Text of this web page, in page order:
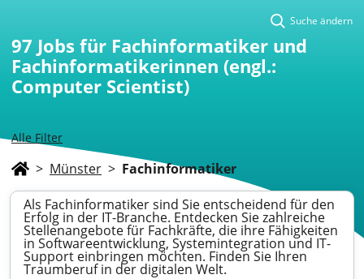
Alle Filter
Suche ändern
97 Jobs für Fachinformatiker und
Fachinformatikerinnen (engl.:
Computer Scientist)
> Münster > Fachinformatiker
Als Fachinformatiker sind Sie entscheidend für den
Erfolg in der IT-Branche. Entdecken Sie zahlreiche
Stellenangebote für Fachkräfte, die ihre Fähigkeiten
in Softwareentwicklung, Systemintegration und IT-
Support einbringen möchten. Finden Sie Ihren
Traumberuf in der digitalen Welt.